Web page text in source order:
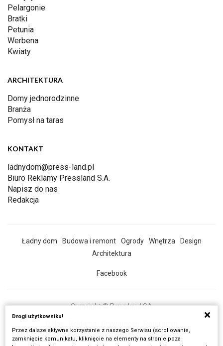
Pelargonie
Bratki
Petunia
Werbena
Kwiaty
ARCHITEKTURA
Domy jednorodzinne
Branża
Pomysł na taras
KONTAKT
ladnydom@press-land.pl
Biuro Reklamy Pressland S.A.
Napisz do nas
Redakcja
Ładny dom Budowa i remont Ogrody Wnętrza
Design
Architektura
Facebook
Copyright © Pressland SA
Wszystkie artykuły
Drogi użytkowniku!
Przez dalsze aktywne korzystanie z naszego Serwisu (scrollowanie,
zamknięcie komunikatu, kliknięcie na elementy na stronie poza